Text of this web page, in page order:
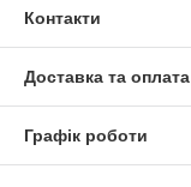
Контакти
Доставка та оплата
Графік роботи